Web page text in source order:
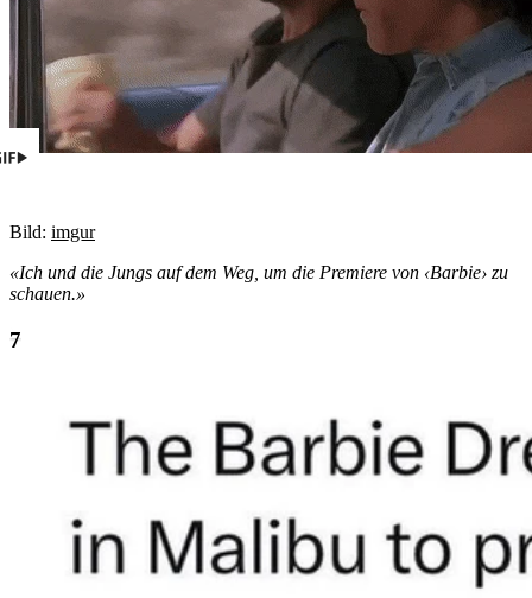
Bild: imgur
«Ich und die Jungs auf dem Weg, um die Premiere von ‹Barbie› zu
schauen.»